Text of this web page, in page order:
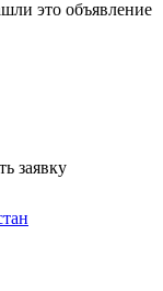
это объявление
заявку